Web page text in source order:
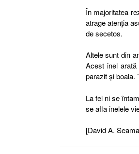
În majoritatea
atrage atenţia
de secetos.
Altele sunt din
Acest inel
parazit şi boala.
La fel ni se
se afla inelele
[David A.